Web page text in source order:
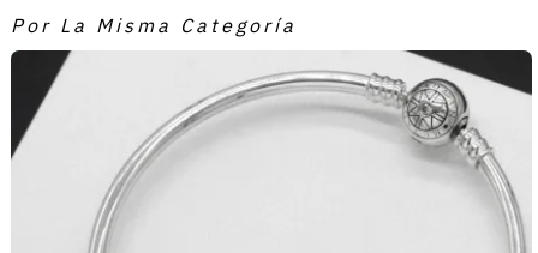
Por La Misma Categoría